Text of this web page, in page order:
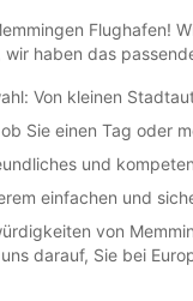
Flughafen!
haben das
Von kleinen
Sie einen Tag oder
und
einfachen und
von
darauf, Sie bei